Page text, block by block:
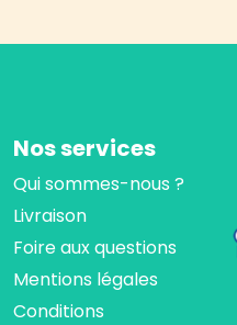
Nos services
Qui sommes-nous ?
Livraison
Foire aux questions
Mentions légales
Conditions